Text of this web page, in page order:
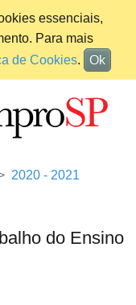
essenciais,
Para mais
de Cookies. Ok
2020 - 2021
do Ensino